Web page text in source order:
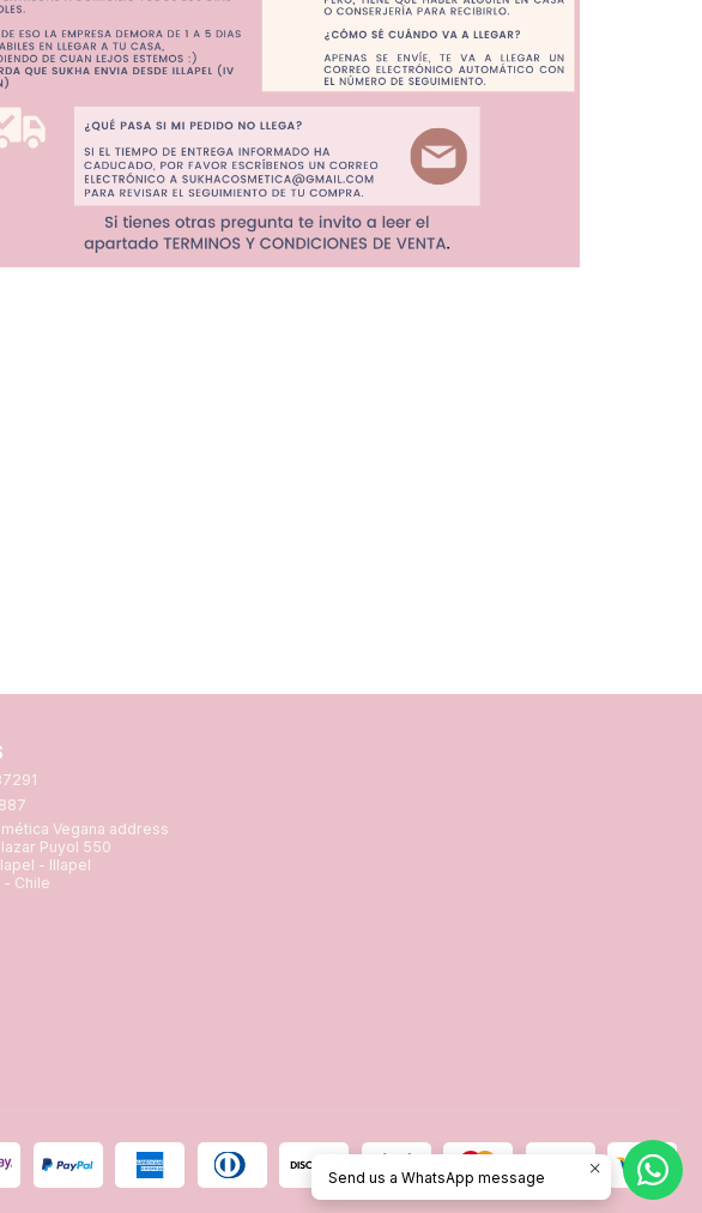
Vegana address
Puyol 550
- Illapel
Chile
Send us a WhatsApp message